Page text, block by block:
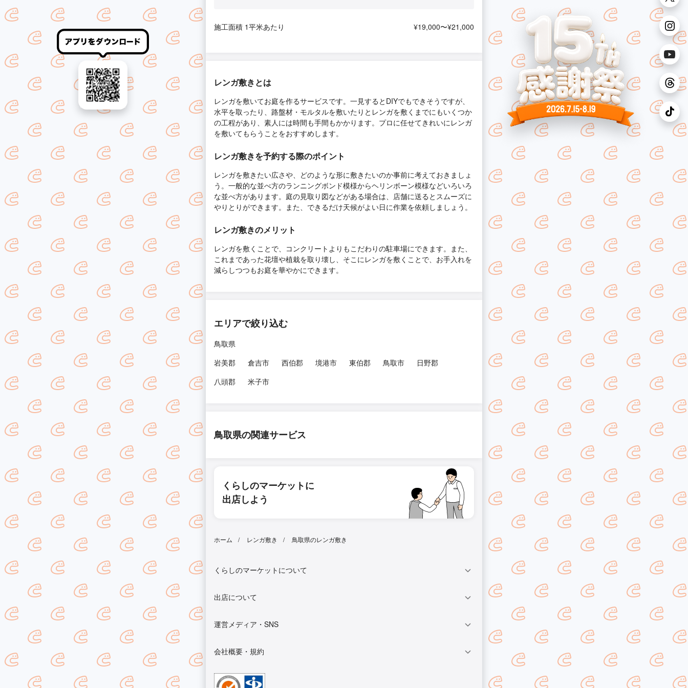
施工面積 1平米あたり ¥19,000〜¥21,000
レンガ敷きとは
レンガを敷いてお庭を作るサービスです。一見するとDIYでもできそうですが、
水平を取ったり、路盤材・モルタルを敷いたりとレンガを敷くまでにもいくつか
の工程があり、素人には時間も手間もかかります。プロに任せてきれいにレンガ
を敷いてもらうことをおすすめします。
レンガ敷きを予約する際のポイント
レンガを敷きたい広さや、どのような形に敷きたいのか事前に考えておきましょ
う。一般的な並べ方のランニングボンド模様からヘリンボーン模様などいろいろ
な並べ方があります。庭の見取り図などがある場合は、店舗に送るとスムーズに
やりとりができます。また、できるだけ天候がよい日に作業を依頼しましょう。
レンガ敷きのメリット
レンガを敷くことで、コンクリートよりもこだわりの駐車場にできます。また、
これまであった花壇や植栽を取り壊し、そこにレンガを敷くことで、お手入れを
減らしつつもお庭を華やかにできます。
エリアで絞り込む
鳥取県
岩美郡
倉吉市 西伯郡 境港市 東伯郡 鳥取市
日野郡
八頭郡
米子市
鳥取県の関連サービス
くらしのマーケットに
出店しよう
ホーム レンガ敷き 鳥取県のレンガ敷き
くらしのマーケットについて
出店について
運営メディア・SNS
会社概要・規約